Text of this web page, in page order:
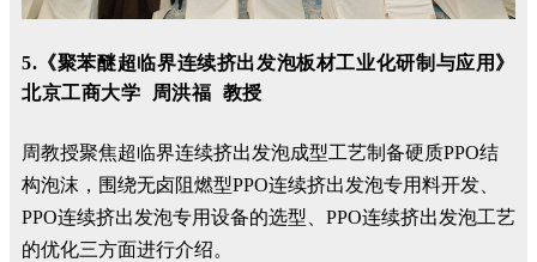
5.《聚苯醚超临界连续挤出发泡板材工业化研制与应用》
北京工商大学 周洪福 教授
周教授聚焦超临界连续挤出发泡成型工艺制备硬质PPO结
构泡沫，围绕无卤阻燃型PPO连续挤出发泡专用料开发、
PPO连续挤出发泡专用设备的选型、PPO连续挤出发泡工艺
的优化三方面进行介绍。